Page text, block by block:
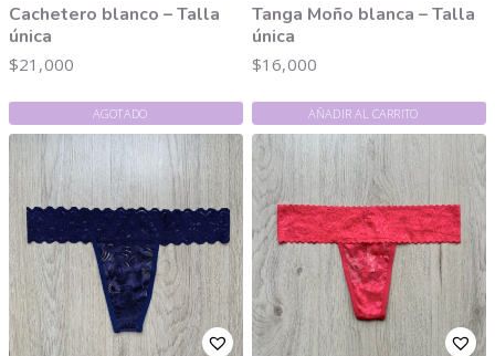
Cachetero blanco – Talla
única
$21,000
AGOTADO
Tanga Moño blanca – Talla
única
$16,000
AÑADIR AL CARRITO